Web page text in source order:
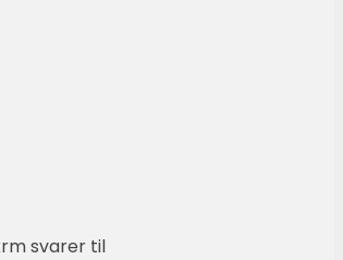
svarer til